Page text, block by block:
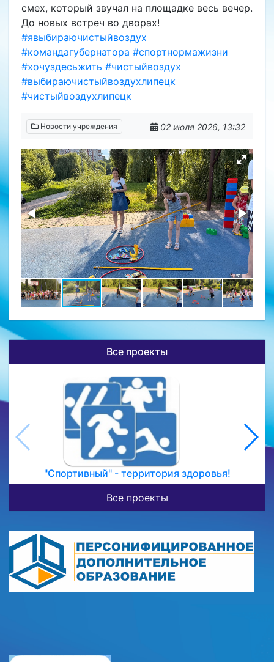
смех, который звучал на площадке весь вечер.
До новых встреч во дворах!
#явыбираючистыйвоздух
#командагубернатора #спортнормажизни
#хочуздесьжить #чистыйвоздух
#выбираючистыйвоздухлипецк
#чистыйвоздухлипецк
02 июля 2026, 13:32
Новости учреждения
Все проекты
"Спортивный" - территория здоровья!
Все проекты